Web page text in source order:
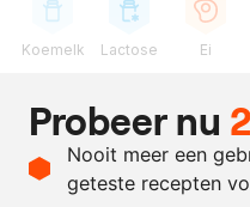
Koemelk Lactose Ei
1 plak
naar
Probeer nu
Nooit meer een
geteste recepten